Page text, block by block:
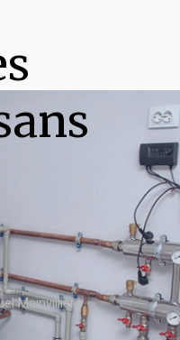
Mainvilliers